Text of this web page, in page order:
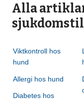
Alla
Viktkontroll hos
hund
Allergi hos hund
Diabetes hos